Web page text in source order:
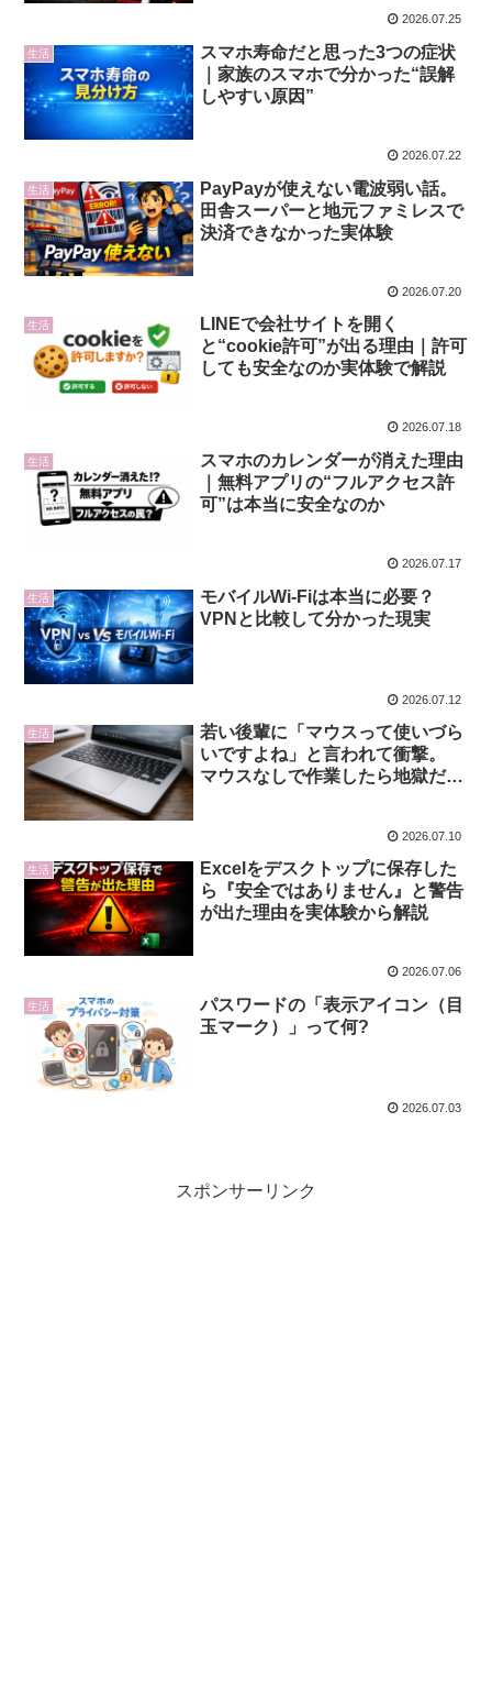
2026.07.25
生活
スマホ寿命だと思った3つの症状
｜家族のスマホで分かった“誤解
しやすい原因”
2026.07.22
生活
PayPayが使えない電波弱い話。
田舎スーパーと地元ファミレスで
決済できなかった実体験
2026.07.20
生活
LINEで会社サイトを開く
と“cookie許可”が出る理由｜許可
しても安全なのか実体験で解説
2026.07.18
生活
スマホのカレンダーが消えた理由
｜無料アプリの“フルアクセス許
可”は本当に安全なのか
2026.07.17
生活
モバイルWi‑Fiは本当に必要？
VPNと比較して分かった現実
2026.07.12
生活
若い後輩に「マウスって使いづら
いですよね」と言われて衝撃。
マウスなしで作業したら地獄だっ
2026.07.10
生活
Excelをデスクトップに保存した
ら『安全ではありません』と警告
が出た理由を実体験から解説
2026.07.06
生活
パスワードの「表示アイコン（目
玉マーク）」って何?
2026.07.03
スポンサーリンク